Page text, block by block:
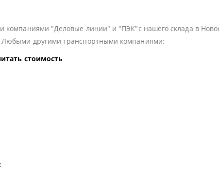
"Деловые линии" и "ПЭК"с нашего склада в
другими транспортными компаниями:
стоимость